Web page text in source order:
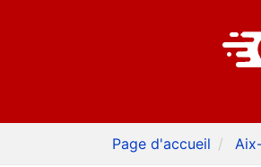
Page d'accueil